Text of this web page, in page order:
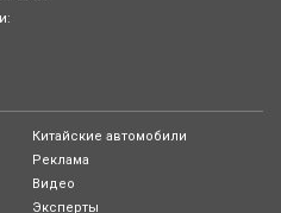
Китайские автомобили
Реклама
Видео
Эксперты